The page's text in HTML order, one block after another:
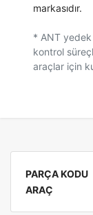
markasıdır.
* ANT yedek
kontrol
araçlar için
PARÇA KODU
ARAÇ